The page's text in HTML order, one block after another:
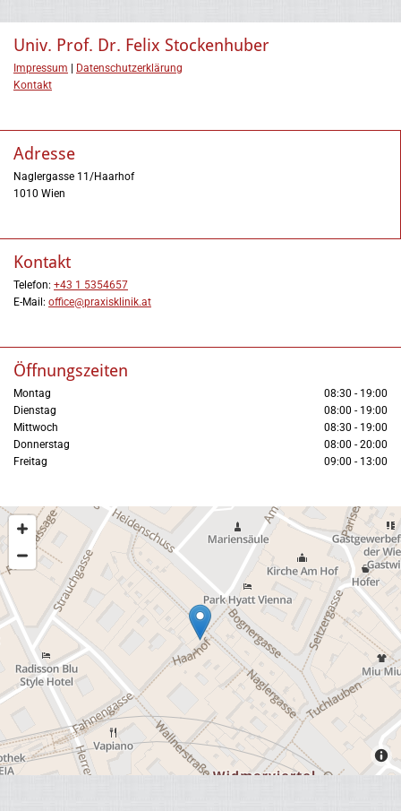
Univ. Prof. Dr. Felix Stockenhuber
Impressum
Datenschutzerklärung
Kontakt
Adresse
Naglergasse 11/Haarhof
1010 Wien
Kontakt
Telefon: +43 1 5354657
E-Mail: office@praxisklinik.at
Öffnungszeiten
Montag
08:30 - 19:00
Dienstag
08:00 - 19:00
Mittwoch
08:30 - 19:00
Donnerstag
08:00 - 20:00
Freitag
09:00 - 13:00